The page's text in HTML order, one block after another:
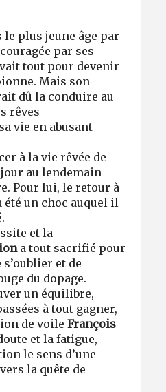
le plus jeune âge par
par ses
tout pour devenir
Mais son
dû la conduire au
rêves
vie en abusant
à la vie rêvée de
au lendemain
Pour lui, le retour à
un choc auquel il
et la
a tout sacrifié pour
et de
du dopage.
un équilibre,
à tout gagner,
de voileFrançois
et la fatigue,
le sens d’une
la quête de